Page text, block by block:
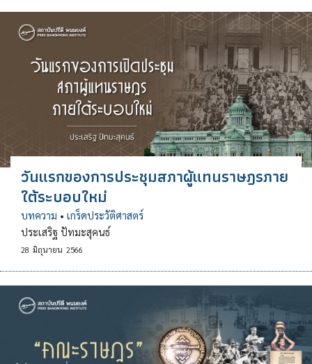
วันแรกของการประชุมสภาผู้แทนราษฎรภาย
ใต้ระบอบใหม่
บทความ • เกร็ดประวัติศาสตร์
ประเสริฐ ปัทมะสุคนธ์
28 มิถุนายน 2566